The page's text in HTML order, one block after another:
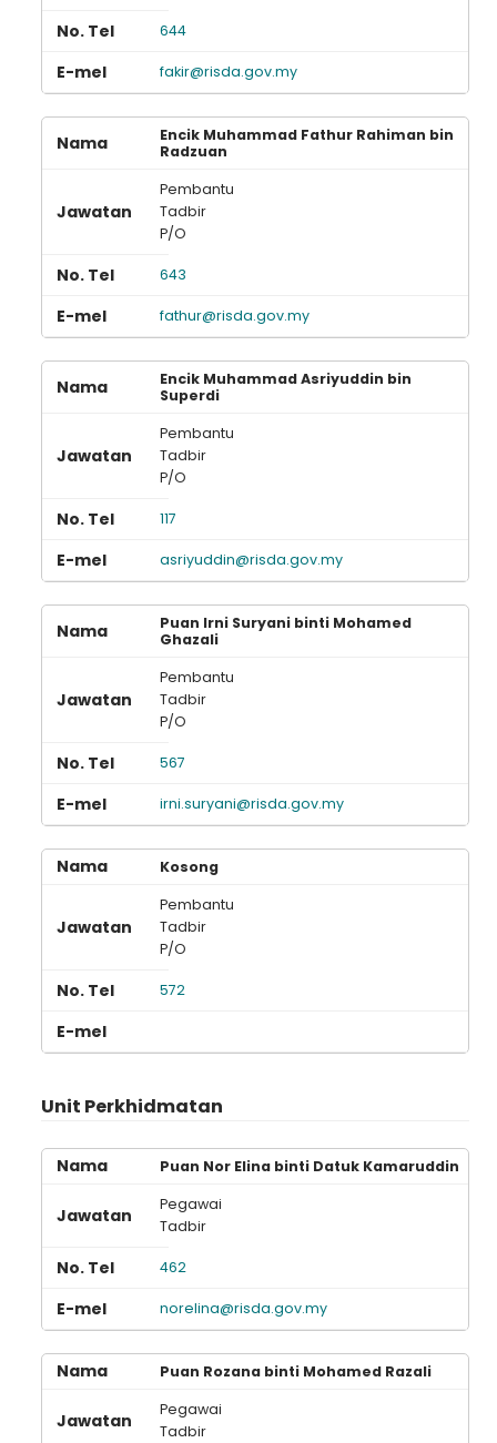
644
fakir@risda.gov.my
Encik Muhammad Fathur Rahiman bin
Radzuan
Pembantu
Tadbir
P/O
643
fathur@risda.gov.my
Encik Muhammad Asriyuddin bin
Superdi
Pembantu
Tadbir
P/O
117
asriyuddin@risda.gov.my
Puan Irni Suryani binti Mohamed
Ghazali
Pembantu
Tadbir
P/O
567
irni.suryani@risda.gov.my
Kosong
Pembantu
Tadbir
P/O
572
Unit Perkhidmatan
Puan Nor Elina binti Datuk Kamaruddin
Pegawai
Tadbir
462
norelina@risda.gov.my
Puan Rozana binti Mohamed Razali
Pegawai
Tadbir